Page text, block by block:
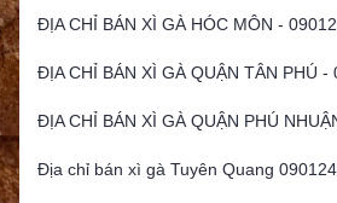
ĐỊA CHỈ BÁN XÌ GÀ HÓC MÔN -
ĐỊA CHỈ BÁN XÌ GÀ QUẬN TÂN PHÚ -
ĐỊA CHỈ BÁN XÌ GÀ QUẬN PHÚ
Địa chỉ bán xì gà Tuyên Quang